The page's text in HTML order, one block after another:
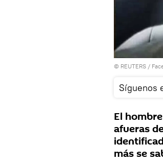
© REUTERS /
Síguenos
El
afueras
más se